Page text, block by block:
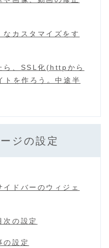
なカスタマイズをす
ら、SSL化(httpから
を作ろう。中途半
ジの設定
ドバーのウィジェ
次の設定
の設定